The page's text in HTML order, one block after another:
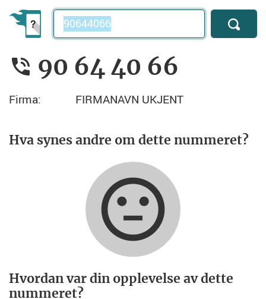
Telefonnummer
90 64 40 66
Firma: FIRMANAVN UKJENT
Hva synes andre om dette nummeret?
Hvordan var din opplevelse av dette
nummeret?